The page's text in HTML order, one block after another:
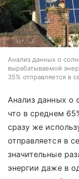
Анализ данных о
вырабатываемой
35% отправляется в
Анализ данных о
что в среднем
сразу же
отправляется в
значительные
энергии даже в